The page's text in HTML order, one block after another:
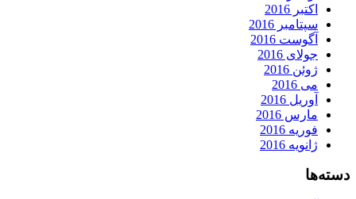
اکتبر 2016
سپتامبر 2016
آگوست 2016
جولای 2016
ژوئن 2016
می 2016
آوریل 2016
مارس 2016
فوریه 2016
ژانویه 2016
دسته‌ها